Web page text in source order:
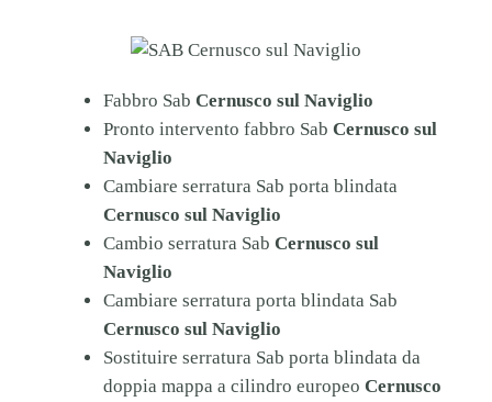
Fabbro Sab Cernusco sul Naviglio
Pronto intervento fabbro Sab Cernusco sul
Naviglio
Cambiare serratura Sab porta blindata
Cernusco sul Naviglio
Cambio serratura Sab Cernusco sul
Naviglio
Cambiare serratura porta blindata Sab
Cernusco sul Naviglio
Sostituire serratura Sab porta blindata da
doppia mappa a cilindro europeo Cernusco